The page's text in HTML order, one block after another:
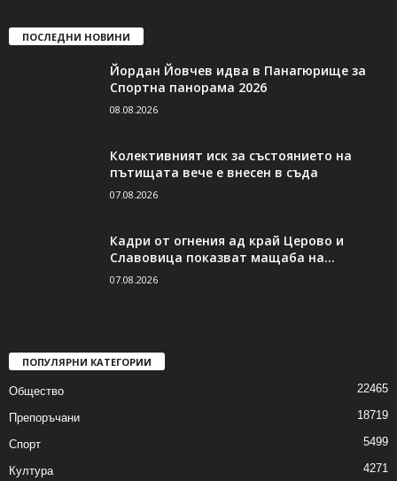
ПОСЛЕДНИ НОВИНИ
Йордан Йовчев идва в Панагюрище за
Спортна панорама 2026
08.08.2026
Колективният иск за състоянието на
пътищата вече е внесен в съда
07.08.2026
Кадри от огнения ад край Церово и
Славовица показват мащаба на...
07.08.2026
ПОПУЛЯРНИ КАТЕГОРИИ
Общество 22465
Препоръчани 18719
Спорт 5499
Култура 4271